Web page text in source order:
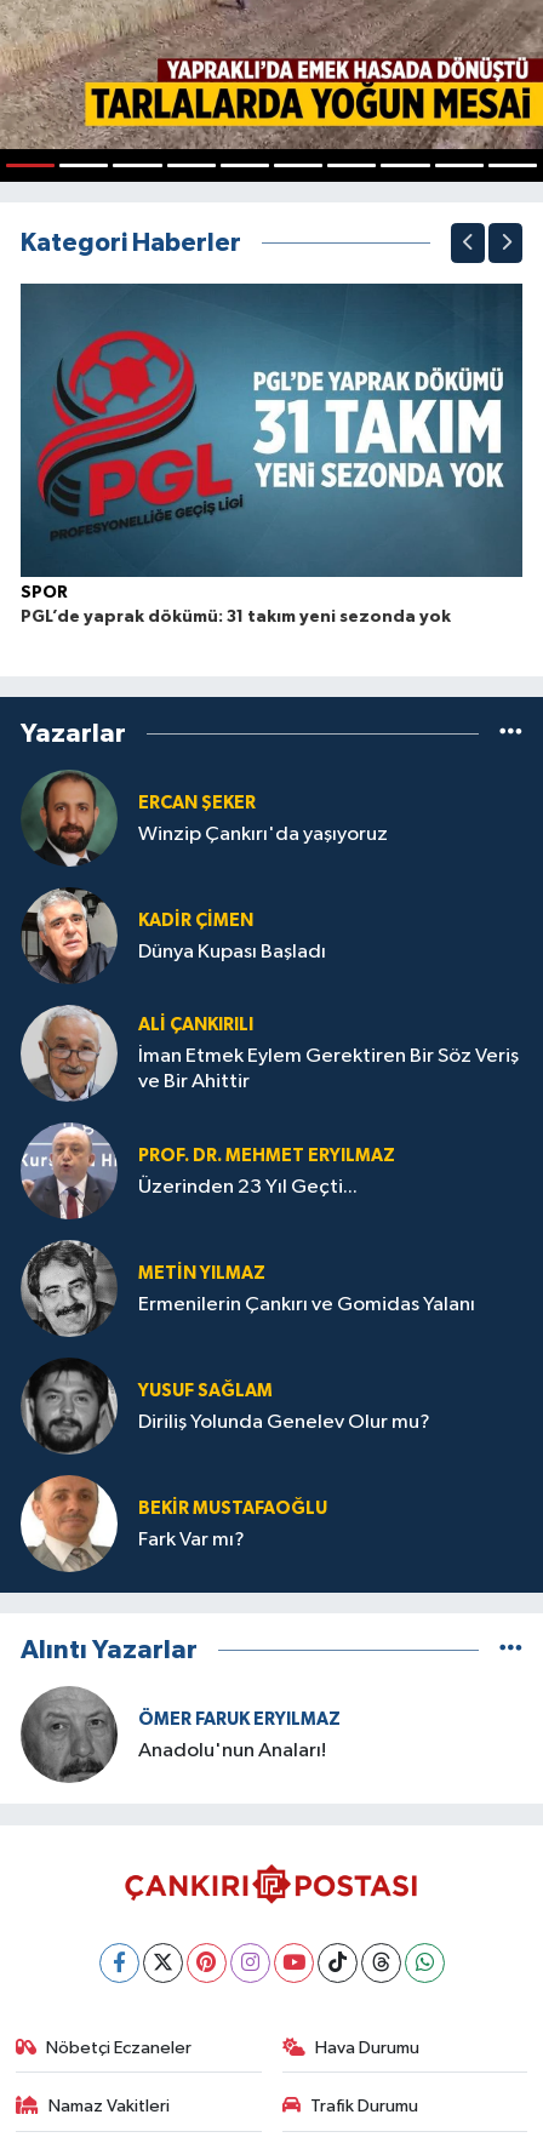
Kategori Haberler
SPOR
PGL’de yaprak dökümü: 31 takım yeni sezonda yok
Yazarlar
ERCAN ŞEKER
Winzip Çankırı'da yaşıyoruz
KADIR ÇIMEN
Dünya Kupası Başladı
ALI ÇANKIRILI
İman Etmek Eylem Gerektiren Bir Söz Veriş
ve Bir Ahittir
PROF. DR. MEHMET ERYILMAZ
Üzerinden 23 Yıl Geçti...
METIN YILMAZ
Ermenilerin Çankırı ve Gomidas Yalanı
YUSUF SAĞLAM
Diriliş Yolunda Genelev Olur mu?
BEKIR MUSTAFAOĞLU
Fark Var mı?
Alıntı Yazarlar
ÖMER FARUK ERYILMAZ
Anadolu'nun Anaları!
Nöbetçi Eczaneler Hava Durumu
Namaz Vakitleri Trafik Durumu